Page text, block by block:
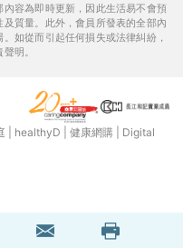
容為即時更新，因此生活易不會預
質量。此外，會員所發表的全部內
如從而引起任何損失或法律糾紛，
明。
healthyD 健康網購
Digital